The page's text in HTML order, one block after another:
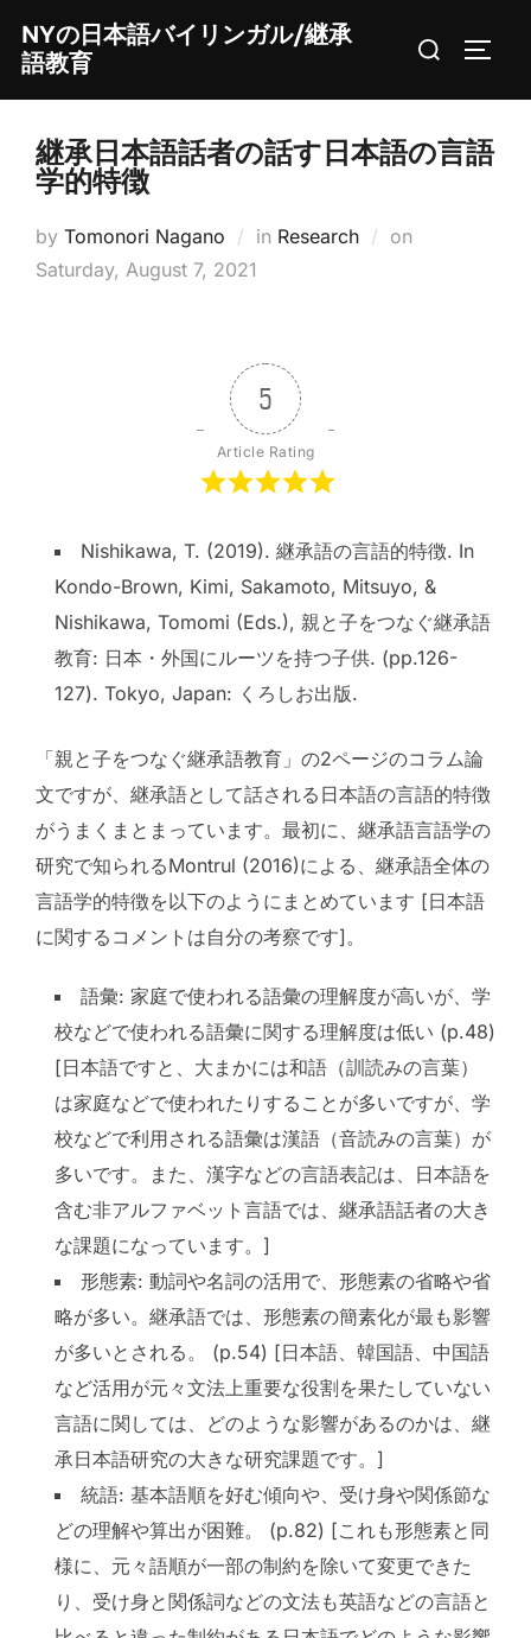
content
NYの日本語バイリンガル/継承
語教育
Search
継承日本語話者の話す日本語の言語
学的特徴
by Tomonori Nagano in Research on
Saturday, August 7, 2021
5
Article Rating
Nishikawa, T. (2019). 継承語の言語的特徴. In
Kondo-Brown, Kimi, Sakamoto, Mitsuyo, &
Nishikawa, Tomomi (Eds.), 親と子をつなぐ継承語
教育: 日本・外国にルーツを持つ子供. (pp.126-
127). Tokyo, Japan: くろしお出版.
「親と子をつなぐ継承語教育」の2ページのコラム論
文ですが、継承語として話される日本語の言語的特徴
がうまくまとまっています。最初に、継承語言語学の
研究で知られるMontrul (2016)による、継承語全体の
言語学的特徴を以下のようにまとめています [日本語
に関するコメントは自分の考察です]。
語彙: 家庭で使われる語彙の理解度が高いが、学
校などで使われる語彙に関する理解度は低い (p.48)
[日本語ですと、大まかには和語（訓読みの言葉）
は家庭などで使われたりすることが多いですが、学
校などで利用される語彙は漢語（音読みの言葉）が
多いです。また、漢字などの言語表記は、日本語を
含む非アルファベット言語では、継承語話者の大き
な課題になっています。]
形態素: 動詞や名詞の活用で、形態素の省略や省
略が多い。継承語では、形態素の簡素化が最も影響
が多いとされる。 (p.54) [日本語、韓国語、中国語
など活用が元々文法上重要な役割を果たしていない
言語に関しては、どのような影響があるのかは、継
承日本語研究の大きな研究課題です。]
統語: 基本語順を好む傾向や、受け身や関係節な
どの理解や算出が困難。 (p.82) [これも形態素と同
様に、元々語順が一部の制約を除いて変更できた
り、受け身と関係詞などの文法も英語などの言語と